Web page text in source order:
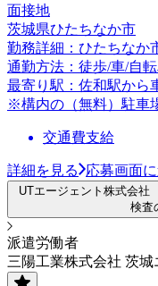
面接地
茨城県ひたちなか市
勤務詳細：ひたちなか
通勤方法：徒歩/車/自
最寄り駅：佐和駅から
※構内の（無料）駐車
交通費支給
詳細を見る 応募画面
UTエージェント株式会社
検査
派遣労働者
三陽工業株式会社 茨